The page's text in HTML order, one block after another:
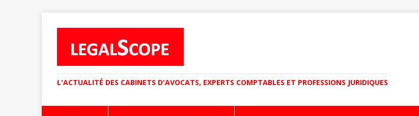
L'ACTUALITÉ DES CABINETS D'AVOCATS, EXPERTS COMPTABLES ET PROFESSIONS JURIDIQUES